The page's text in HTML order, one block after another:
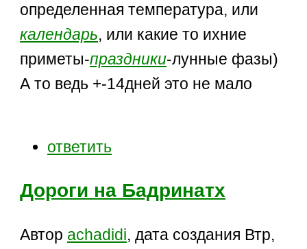
определенная температура, или
календарь, или какие то ихние
приметы-праздники-лунные фазы)
А то ведь +-14дней это не мало
ответить
Дороги на Бадринатх
Автор achadidi, дата создания Втр,